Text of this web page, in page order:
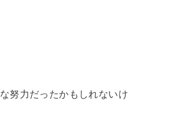
努力だったかもしれないけ